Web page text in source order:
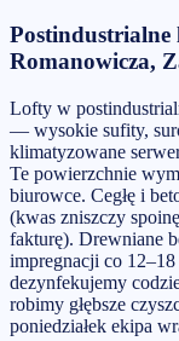
Romanowicza,
Lofty w
— wysokie sufity,
klimatyzowane
Te powierzchnie
biurowce. Cegłę i
(kwas zniszczy
fakturę). Drewniane
impregnacji co
dezynfekujemy
robimy głębsze
poniedziałek ekipa